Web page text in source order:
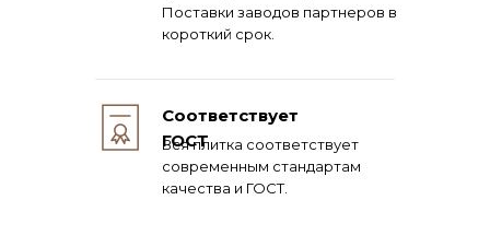
Поставки заводов партнеров в
короткий срок.
Соответствует
ГОСТ
Вся плитка соответствует
современным стандартам
качества и ГОСТ.